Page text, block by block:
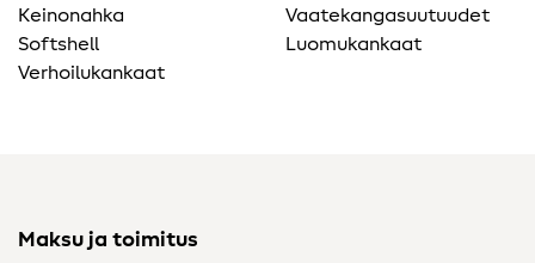
Keinonahka
Softshell
Verhoilukankaat
Vaatekangasuutuudet
Luomukankaat
Maksu ja toimitus